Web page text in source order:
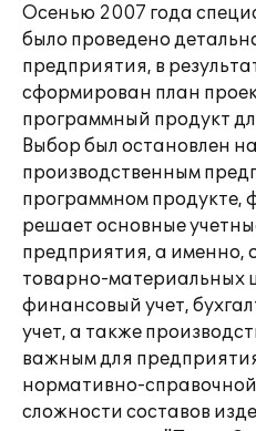
Осенью 2007 года
было проведено
предприятия, в
сформирован план
программный продукт
Выбор был остановлен
производственным
программном продукте,
решает основные
предприятия, а именно,
товарно-материальных
финансовый учет,
учет, а также
важным для
нормативно-
сложности составов